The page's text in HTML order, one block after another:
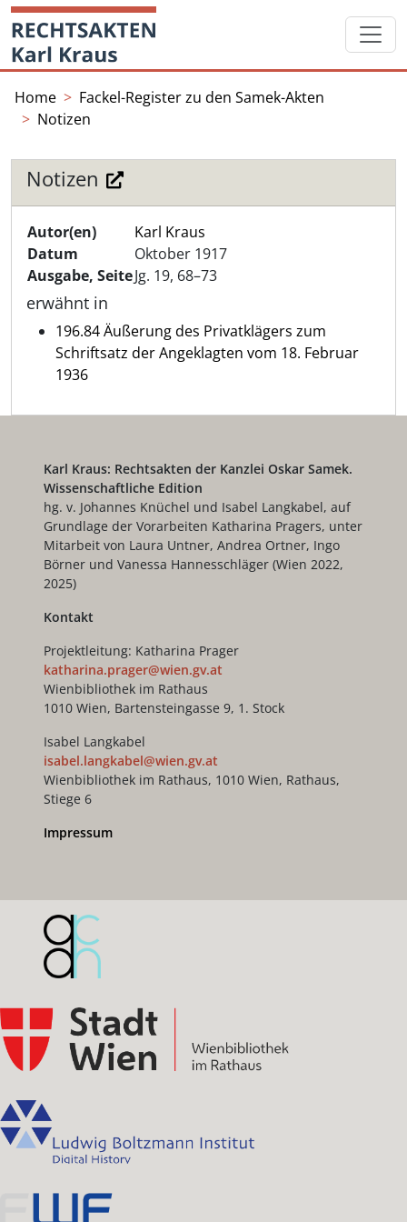
Skip
content
Startseite
Home
Fackel-Register zu den Samek-Akten
Notizen
Notizen
Autor(en)
Karl Kraus
Datum
Oktober 1917
Ausgabe, SeiteJg. 19, 68–73
erwähnt in
196.84 Äußerung des Privatklägers zum
Schriftsatz der Angeklagten vom 18. Februar
1936
Karl Kraus: Rechtsakten der Kanzlei Oskar Samek.
Wissenschaftliche Edition
hg. v. Johannes Knüchel und Isabel Langkabel, auf
Grundlage der Vorarbeiten Katharina Pragers, unter
Mitarbeit von Laura Untner, Andrea Ortner, Ingo
Börner und Vanessa Hannesschläger (Wien 2022,
2025)
Kontakt
Projektleitung: Katharina Prager
katharina.prager@wien.gv.at
Wienbibliothek im Rathaus
1010 Wien, Bartensteingasse 9, 1. Stock
Isabel Langkabel
isabel.langkabel@wien.gv.at
Wienbibliothek im Rathaus, 1010 Wien, Rathaus,
Stiege 6
Impressum